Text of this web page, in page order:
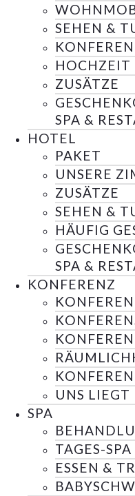
SEHEN &
HOCHZEIT
ZUSÄTZE
SPA &
HOTEL
PAKET
UNSERE
ZUSÄTZE
SEHEN &
HÄUFIG
SPA &
KONFERENZ
UNS LIEGT
SPA
TAGES-SPA
ESSEN &